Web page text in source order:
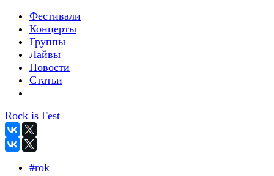
Фестивали
Концерты
Группы
Лайвы
Новости
Статьи
Rock is Fest
#rok